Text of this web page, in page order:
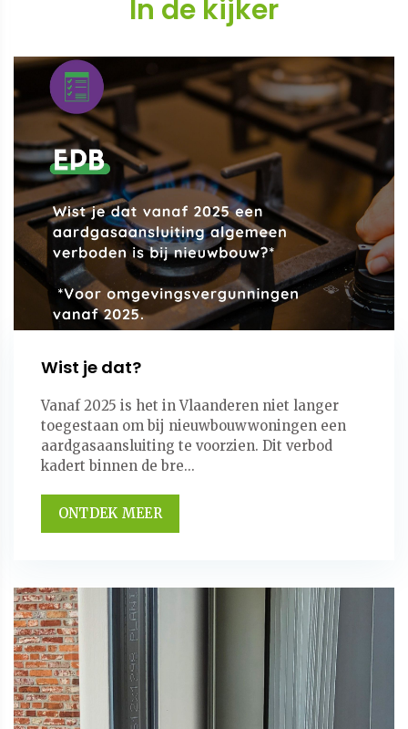
In de kijker
Wist je dat?
Vanaf 2025 is het in Vlaanderen niet langer
toegestaan om bij nieuwbouwwoningen een
aardgasaansluiting te voorzien. Dit verbod
kadert binnen de bre...
ONTDEK MEER